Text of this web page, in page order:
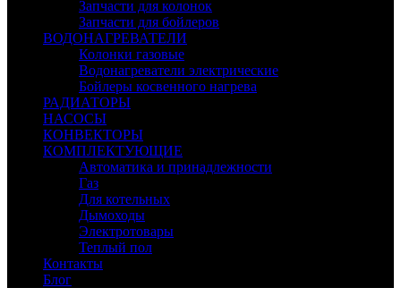
Запчасти для колонок
Запчасти для бойлеров
ВОДОНАГРЕВАТЕЛИ
Колонки газовые
Водонагреватели электрические
Бойлеры косвенного нагрева
РАДИАТОРЫ
НАСОСЫ
КОНВЕКТОРЫ
КОМПЛЕКТУЮЩИЕ
Автоматика и принадлежности
Газ
Для котельных
Дымоходы
Электротовары
Теплый пол
Контакты
Блог